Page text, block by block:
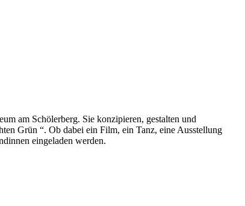
am Schölerberg. Sie konzipieren, gestalten und
Grün “. Ob dabei ein Film, ein Tanz, eine Ausstellung
eingeladen werden.